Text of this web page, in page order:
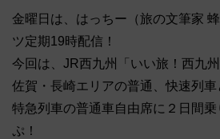
金曜日は、はっちー（旅の文筆家
ツ定期19時配信！
今回は、JR西九州「いい旅！西九
佐賀・長崎エリアの普通、快速列
特急列車の普通車自由席に２日間
ぷ！